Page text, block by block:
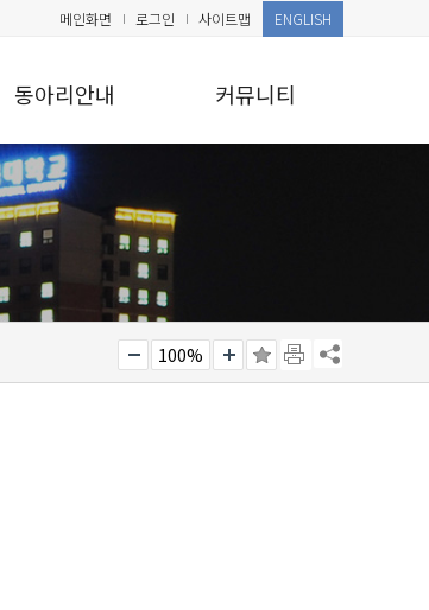
메인화면 로그인 사이트맵 ENGLISH
동아리안내 커뮤니티
100%